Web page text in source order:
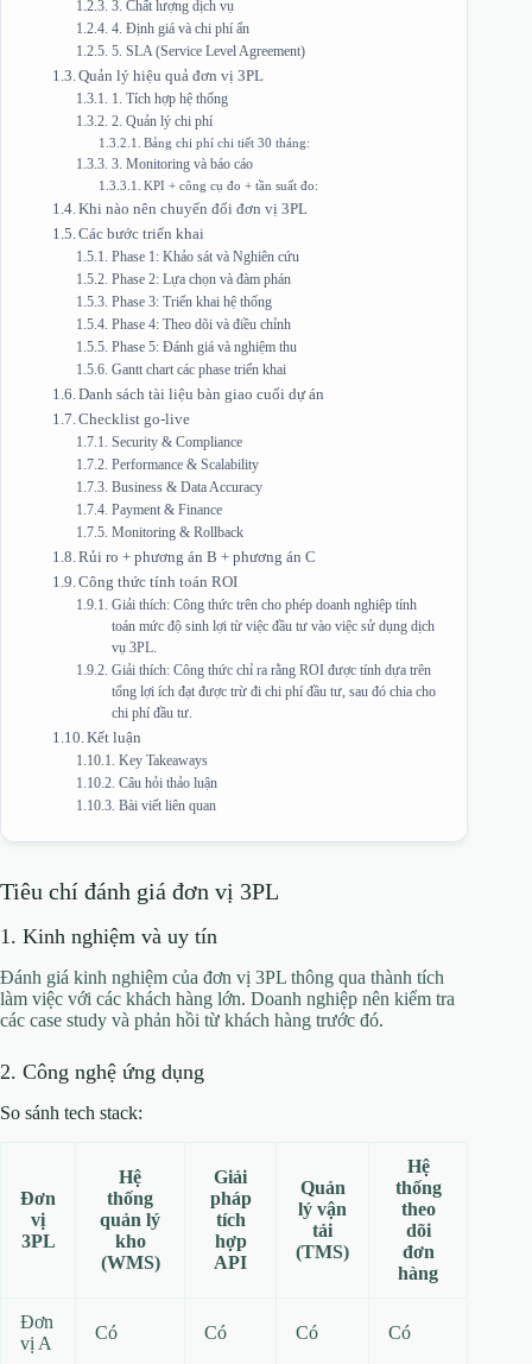
3. Chất lượng dịch vụ
4. Định giá và chi phí ẩn
5. SLA (Service Level Agreement)
Quản lý hiệu quả đơn vị 3PL
1. Tích hợp hệ thống
2. Quản lý chi phí
Bảng chi phí chi tiết 30 tháng:
3. Monitoring và báo cáo
KPI + công cụ đo + tần suất đo:
Khi nào nên chuyển đổi đơn vị 3PL
Các bước triển khai
Phase 1: Khảo sát và Nghiên cứu
Phase 2: Lựa chọn và đàm phán
Phase 3: Triển khai hệ thống
Phase 4: Theo dõi và điều chỉnh
Phase 5: Đánh giá và nghiệm thu
Gantt chart các phase triển khai
Danh sách tài liệu bàn giao cuối dự án
Checklist go-live
Security & Compliance
Performance & Scalability
Business & Data Accuracy
Payment & Finance
Monitoring & Rollback
Rủi ro + phương án B + phương án C
Công thức tính toán ROI
Giải thích: Công thức trên cho phép doanh nghiệp tính
toán mức độ sinh lợi từ việc đầu tư vào việc sử dụng dịch
vụ 3PL.
Giải thích: Công thức chỉ ra rằng ROI được tính dựa trên
tổng lợi ích đạt được trừ đi chi phí đầu tư, sau đó chia cho
chi phí đầu tư.
Kết luận
Key Takeaways
Câu hỏi thảo luận
Bài viết liên quan
Tiêu chí đánh giá đơn vị 3PL
1. Kinh nghiệm và uy tín
Đánh giá kinh nghiệm của đơn vị 3PL thông qua thành tích
làm việc với các khách hàng lớn. Doanh nghiệp nên kiểm tra
các case study và phản hồi từ khách hàng trước đó.
2. Công nghệ ứng dụng
So sánh tech stack:
Đơn
vị
3PL
Hệ
thống
quản lý
kho
(WMS)
Giải
pháp
tích
hợp
API
Quản
lý vận
tải
(TMS)
Hệ
thống
theo
dõi
đơn
hàng
Đơn
vị A
Có Có Có Có